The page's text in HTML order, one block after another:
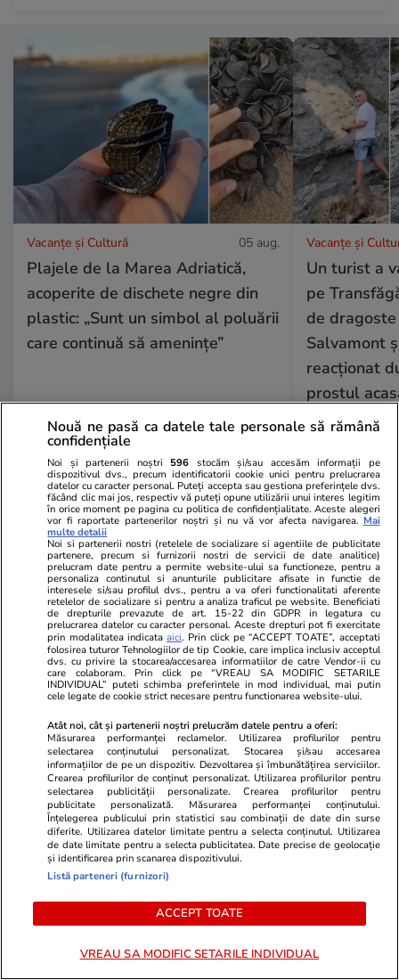
Vacanțe și Cultură 05 aug.
Plajele de la Marea Adriatică,
acoperite de dischete negre din
plastic: „Sunt un simbol al poluării
care continuă să amenințe”
Vacanțe și
Un turist a
pe
de dragoste
Salvamont
reacționat
prostul
Bani și Afaceri 04 aug.
Ce este loud budgeting,
tendința financiară populară la
generația Z
Lifestyle 04 aug.
sau bine înțeles
Bani și Afaceri 03 aug.
contul unei persoane decedate
Nouă ne pasă ca datele tale personale să rămână
confidențiale
Noi și partenerii noștri 596 stocăm și/sau accesăm informații pe
dispozitivul dvs., precum identificatorii cookie unici pentru prelucrarea
datelor cu caracter personal. Puteți accepta sau gestiona preferințele dvs.
făcând clic mai jos, respectiv vă puteți opune utilizării unui interes legitim
în orice moment pe pagina cu politica de confidențialitate. Aceste alegeri
vor fi raportate partenerilor noștri și nu vă vor afecta navigarea. Mai
multe detalii
Noi si partenerii nostri (retelele de socializare si agentiile de publicitate
partenere, precum si furnizorii nostri de servicii de date analitice)
prelucram date pentru a permite website-ului sa functioneze, pentru a
personaliza continutul si anunturile publicitare afisate in functie de
interesele si/sau profilul dvs., pentru a va oferi functionalitati aferente
retelelor de socializare si pentru a analiza traficul pe website. Beneficiati
de drepturile prevazute de art. 15-22 din GDPR in legatura cu
prelucrarea datelor cu caracter personal. Aceste drepturi pot fi exercitate
prin modalitatea indicataaici. Prin click pe “ACCEPT TOATE”, acceptati
folosirea tuturor Tehnologiilor de tip Cookie, care implica inclusiv acceptul
dvs. cu privire la stocarea/accesarea informatiilor de catre Vendor-ii cu
care colaboram. Prin click pe “VREAU SA MODIFIC SETARILE
INDIVIDUAL” puteti schimba preferintele in mod individual, mai putin
cele legate de cookie strict necesare pentru functionarea website-ului.
Atât noi, cât și partenerii noștri prelucrăm datele pentru a oferi:
Măsurarea performanței reclamelor. Utilizarea profilurilor pentru
selectarea conținutului personalizat. Stocarea și/sau accesarea
informațiilor de pe un dispozitiv. Dezvoltarea și îmbunătățirea serviciilor.
Crearea profilurilor de conținut personalizat. Utilizarea profilurilor pentru
selectarea publicității personalizate. Crearea profilurilor pentru
publicitate personalizată. Măsurarea performanței conținutului.
Înțelegerea publicului prin statistici sau combinații de date din surse
diferite. Utilizarea datelor limitate pentru a selecta conținutul. Utilizarea
de date limitate pentru a selecta publicitatea. Date precise de geolocație
și identificarea prin scanarea dispozitivului.
Listă parteneri (furnizori)
ACCEPT TOATE
VREAU SA MODIFIC SETARILE INDIVIDUAL